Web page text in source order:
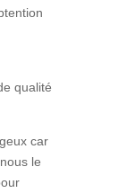
qualité
car
le